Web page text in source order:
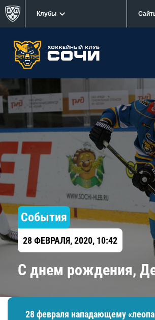
Клубы
События
28 ФЕВРАЛЯ, 2020, 10:42
С днем рождения,
28 февраля нападающему